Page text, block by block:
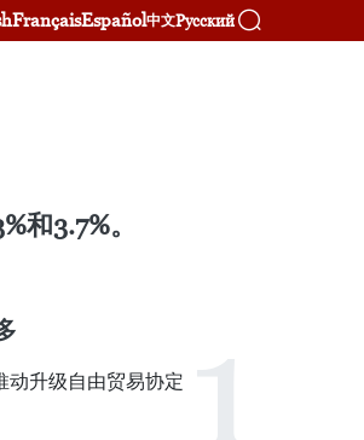
FrançaisEspañol中文Русский
和3.7%。
动升级自由贸易协定